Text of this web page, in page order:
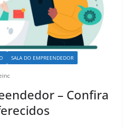
SALA DO EMPREENDEDOR
– Confira